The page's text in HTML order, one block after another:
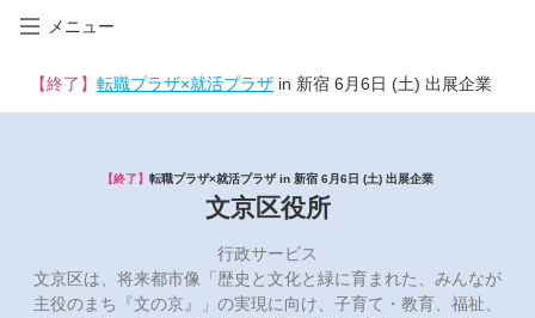
メニュー
【終了】 転職プラザ×就活プラザ in 新宿 6月6日 (土) 出展企業
【終了】 転職プラザ×就活プラザ in 新宿 6月6日 (土) 出展企業
文京区役所
行政サービス
文京区は、将来都市像「歴史と文化と緑に育まれた、みんなが
主役のまち『文の京』」の実現に向け、子育て・教育、福祉、